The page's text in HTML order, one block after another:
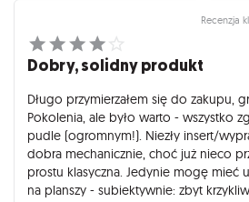
Recenzja
Dobry, solidny produkt
Długo przymierzałem się do zakupu,
Pokolenia, ale było warto - wszystko
pudle (ogromnym!). Niezły insert/
dobra mechanicznie, choć już nieco
prostu klasyczna. Jedynie mogę mieć
na planszy - subiektywnie: zbyt